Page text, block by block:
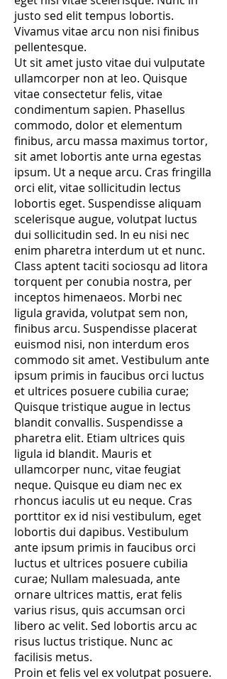
justo sed elit tempus lobortis.
Vivamus vitae arcu non nisi finibus
pellentesque.
Ut sit amet justo vitae dui vulputate
ullamcorper non at leo. Quisque
vitae consectetur felis, vitae
condimentum sapien. Phasellus
commodo, dolor et elementum
finibus, arcu massa maximus tortor,
sit amet lobortis ante urna egestas
ipsum. Ut a neque arcu. Cras fringilla
orci elit, vitae sollicitudin lectus
lobortis eget. Suspendisse aliquam
scelerisque augue, volutpat luctus
dui sollicitudin sed. In eu nisi nec
enim pharetra interdum ut et nunc.
Class aptent taciti sociosqu ad litora
torquent per conubia nostra, per
inceptos himenaeos. Morbi nec
ligula gravida, volutpat sem non,
finibus arcu. Suspendisse placerat
euismod nisi, non interdum eros
commodo sit amet. Vestibulum ante
ipsum primis in faucibus orci luctus
et ultrices posuere cubilia curae;
Quisque tristique augue in lectus
blandit convallis. Suspendisse a
pharetra elit. Etiam ultrices quis
ligula id blandit. Mauris et
ullamcorper nunc, vitae feugiat
neque. Quisque eu diam nec ex
rhoncus iaculis ut eu neque. Cras
porttitor ex id nisi vestibulum, eget
lobortis dui dapibus. Vestibulum
ante ipsum primis in faucibus orci
luctus et ultrices posuere cubilia
curae; Nullam malesuada, ante
ornare ultrices mattis, erat felis
varius risus, quis accumsan orci
libero ac velit. Sed lobortis arcu ac
risus luctus tristique. Nunc ac
facilisis metus.
Proin et felis vel ex volutpat posuere.